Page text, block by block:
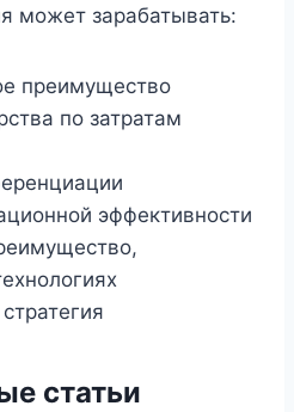
может зарабатывать:
преимущество
по затратам
эффективности
статьи